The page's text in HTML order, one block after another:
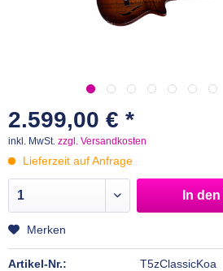
2.599,00 € *
inkl. MwSt. zzgl. Versandkosten
Lieferzeit auf Anfrage
In den
Merken
Artikel-Nr.: T5zClassicKoa